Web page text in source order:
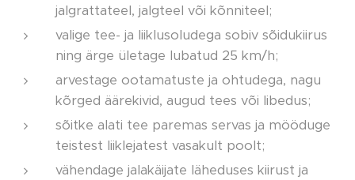
jalgrattateel, jalgteel või kõnniteel;
valige tee- ja liiklusoludega sobiv sõidukiirus
ning ärge ületage lubatud 25 km/h;
arvestage ootamatuste ja ohtudega, nagu
kõrged äärekivid, augud tees või libedus;
sõitke alati tee paremas servas ja mööduge
teistest liiklejatest vasakult poolt;
vähendage jalakäijate läheduses kiirust ja